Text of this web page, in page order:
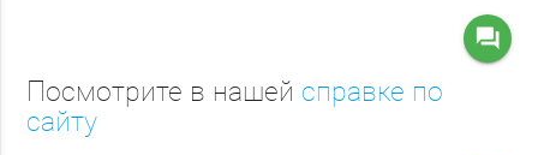
question_answer
Посмотрите в нашей справке по
сайту